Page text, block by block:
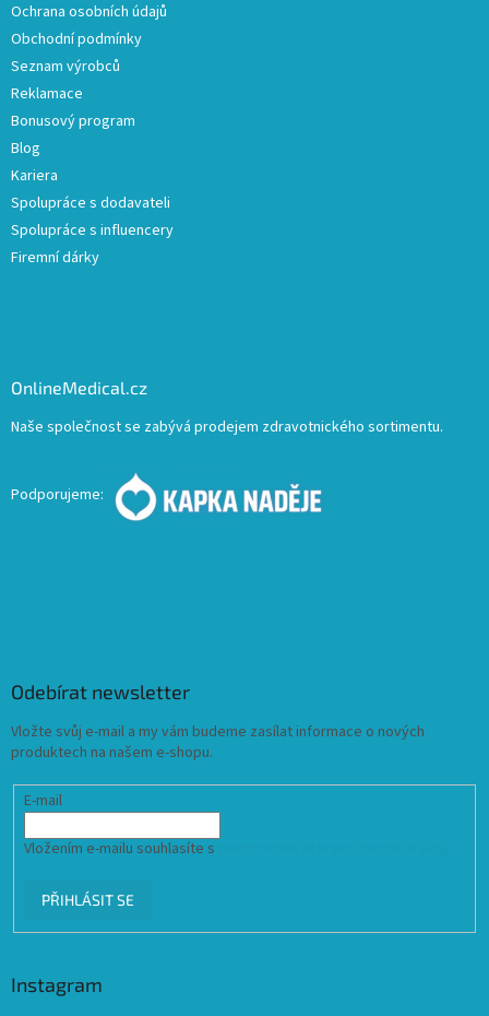
Ochrana osobních údajů
Obchodní podmínky
Seznam výrobců
Reklamace
Bonusový program
Blog
Kariera
Spolupráce s dodavateli
Spolupráce s influencery
Firemní dárky
OnlineMedical.cz
Naše společnost se zabývá prodejem zdravotnického sortimentu.
Podporujeme:
Odebírat newsletter
Vložte svůj e-mail a my vám budeme zasílat informace o nových
produktech na našem e-shopu.
E-mail
Vložením e-mailu souhlasíte s
PŘIHLÁSIT SE
Instagram